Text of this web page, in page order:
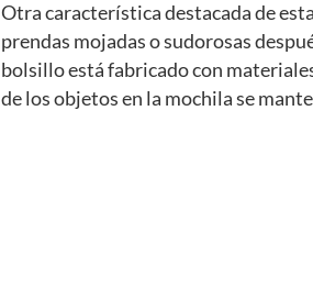
Otra característica destacada de
prendas mojadas o sudorosas
bolsillo está fabricado con
de los objetos en la mochila se